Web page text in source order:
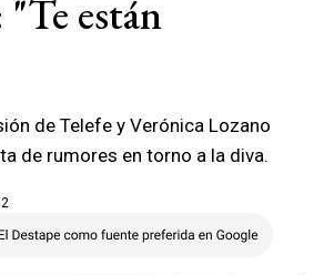
están
de Telefe y Verónica Lozano
de rumores en torno a la diva.